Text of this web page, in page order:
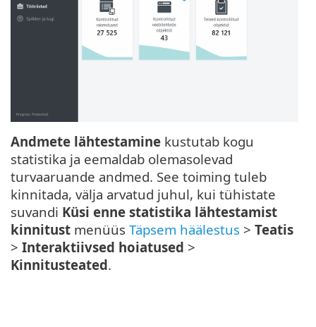
Andmete lähtestamine kustutab kogu
statistika ja eemaldab olemasolevad
turvaaruande andmed. See toiming tuleb
kinnitada, välja arvatud juhul, kui tühistate
suvandi Küsi enne statistika lähtestamist
kinnitust menüüs Täpsem häälestus > Teatis
> Interaktiivsed hoiatused >
Kinnitusteated.